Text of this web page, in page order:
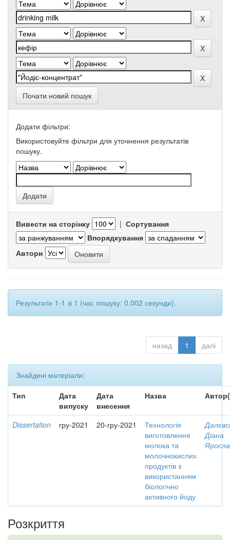
Почати новий пошук
Додати фільтри:
Використовуйте фільтри для уточнення результатів
пошуку.
Вивести на сторінку | Сортування
Впорядкування
Автори
Результати 1-1 зі 1 (час пошуку: 0.002 секунди).
назад 1 далі
Знайдені матеріали:
Тип
Дата
випуску
Дата
внесення
Назва
Dissertation гру-2021 20-гру-2021
Технологія
виготовлення
молока та
молочнокислих
продуктів з
використанням
біологічно
активного йоду
Діана
Розкриття